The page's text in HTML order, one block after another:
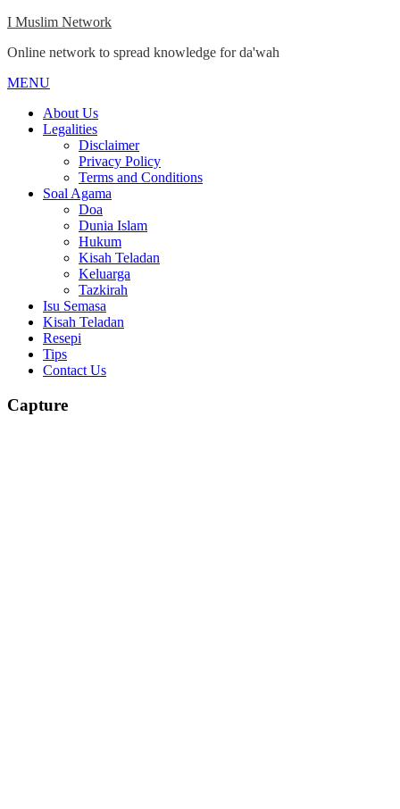
Skip
content
I Muslim Network
Online network to spread knowledge for da'wah
MENU
Menu
About Us
Legalities
Disclaimer
Privacy Policy
Terms and Conditions
Soal Agama
Doa
Dunia Islam
Hukum
Kisah Teladan
Keluarga
Tazkirah
Isu Semasa
Kisah Teladan
Resepi
Tips
Contact Us
Capture